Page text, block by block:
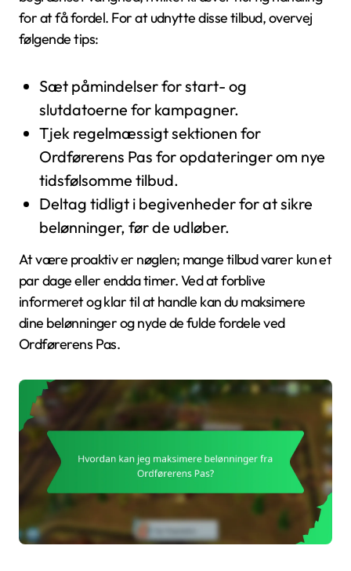
for at få fordel. For at udnytte disse tilbud, overvej
følgende tips:
Sæt påmindelser for start- og
slutdatoerne for kampagner.
Tjek regelmæssigt sektionen for
Ordførerens Pas for opdateringer om nye
tidsfølsomme tilbud.
Deltag tidligt i begivenheder for at sikre
belønninger, før de udløber.
At være proaktiv er nøglen; mange tilbud varer kun et
par dage eller endda timer. Ved at forblive
informeret og klar til at handle kan du maksimere
dine belønninger og nyde de fulde fordele ved
Ordførerens Pas.